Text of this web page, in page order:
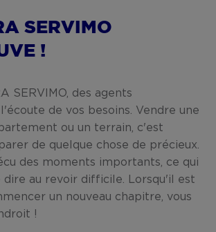
SERVIMO
!
SERVIMO, des agents
de vos besoins. Vendre une
ou un terrain, c'est
de quelque chose de précieux.
des moments importants, ce qui
dire au revoir difficile. Lorsqu'il est
un nouveau chapitre, vous
!